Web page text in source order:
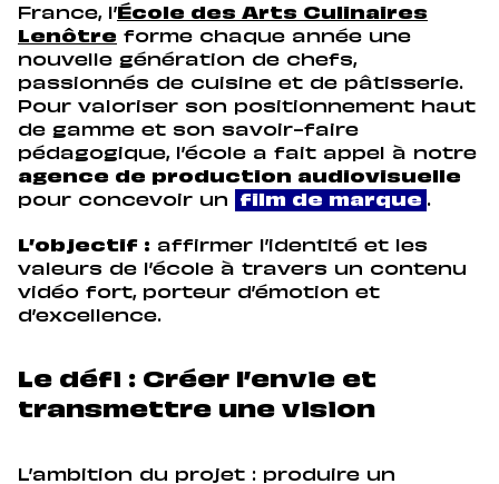
France, l’ École des Arts Culinaires
Lenôtre forme chaque année une
nouvelle génération de chefs,
passionnés de cuisine et de pâtisserie.
Pour valoriser son positionnement haut
de gamme et son savoir-faire
pédagogique, l’école a fait appel à notre
agence de production audiovisuelle
pour concevoir un
film de marque .
L’objectif : affirmer l’identité et les
valeurs de l’école à travers un contenu
vidéo fort, porteur d’émotion et
d’excellence.
Le défi : Créer l’envie et
transmettre une vision
L’ambition du projet : produire un